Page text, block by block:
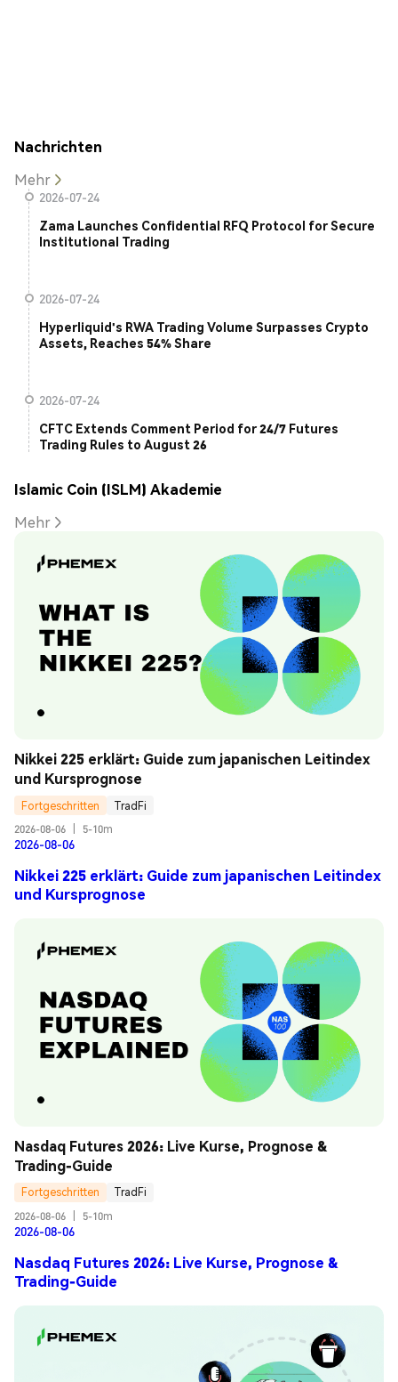
Nachrichten
Mehr
2026-07-24
Zama Launches Confidential RFQ Protocol for Secure
Institutional Trading
2026-07-24
Hyperliquid's RWA Trading Volume Surpasses Crypto
Assets, Reaches 54% Share
2026-07-24
CFTC Extends Comment Period for 24/7 Futures
Trading Rules to August 26
Islamic Coin (ISLM) Akademie
Mehr
Nikkei 225 erklärt: Guide zum japanischen Leitindex
und Kursprognose
Fortgeschritten
TradFi
2026-08-06
5-10m
2026-08-06
Nikkei 225 erklärt: Guide zum japanischen Leitindex
und Kursprognose
Nasdaq Futures 2026: Live Kurse, Prognose &
Trading-Guide
Fortgeschritten
TradFi
2026-08-06
5-10m
2026-08-06
Nasdaq Futures 2026: Live Kurse, Prognose &
Trading-Guide